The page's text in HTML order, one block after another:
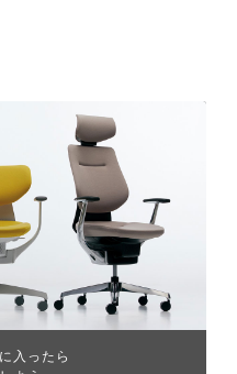
入ったら